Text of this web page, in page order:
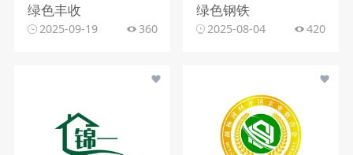
绿色丰收
2025-09-19 360
绿色钢铁
2025-08-04 420